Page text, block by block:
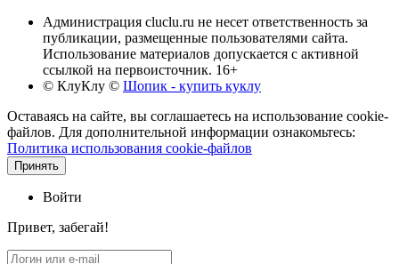
Администрация cluclu.ru не несет ответственность за
публикации, размещенные пользователями сайта.
Использование материалов допускается с активной
ссылкой на первоисточник. 16+
© КлуКлу © Шопик - купить куклу
Оставаясь на сайте, вы соглашаетесь на использование cookie-
файлов. Для дополнительной информации ознакомьтесь:
Политика использования cookie-файлов
Принять
Войти
Привет, забегай!